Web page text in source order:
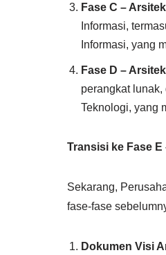
Fase C –
Informasi,
Informasi, yang
Fase D –
perangkat
Teknologi, yang
Transisi ke Fase
Sekarang,
fase-fase
Dokumen Visi